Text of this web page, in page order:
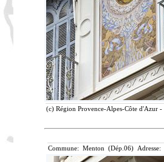
(c) Région Provence-Alpes-Côte d'Azur
Commune: Menton (Dép.06) Adresse: